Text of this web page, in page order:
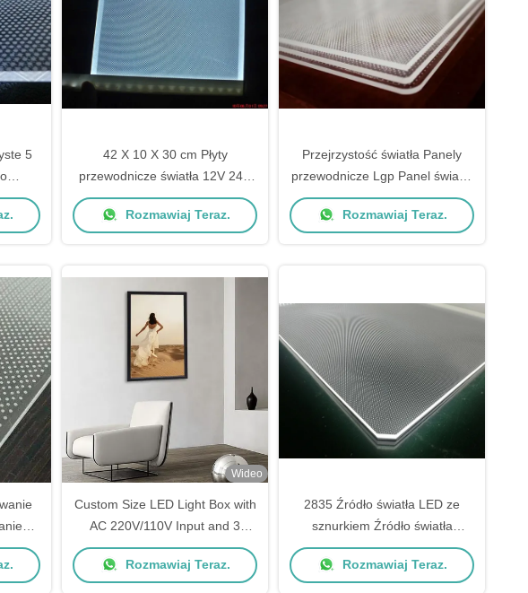
5
42 X 10 X 30 cm Płyty
przewodnicze światła 12V 24V
Płyty przewodnicze światła
akrylowego
Rozmawiaj Teraz.
Przejrzystość światła Panely
przewodnicze Lgp Panel światło
akrylowe 5 mm PMMA
Rozmawiaj Teraz.
Wideo
Custom Size LED Light Box with
AC 220V/110V Input and 3
Years Warranty for Advertising
Display
Rozmawiaj Teraz.
2835 Źródło światła LED ze
sznurkiem Źródło światła
akrylowego Panel przewodniczy
dla oświetlenia paneli LED
Rozmawiaj Teraz.